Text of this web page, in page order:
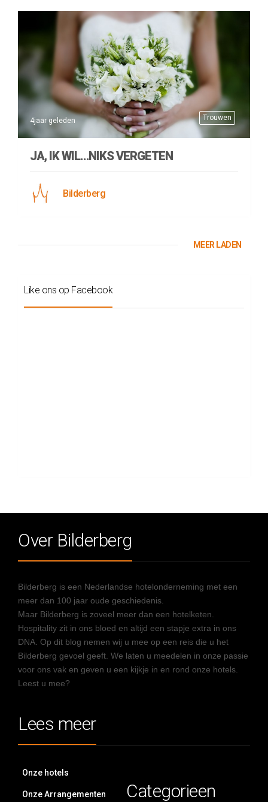
Trouwen
4jaar geleden
JA, IK WIL…NIKS VERGETEN
Bilderberg
MEER LADEN
Like ons op Facebook
Over Bilderberg
Bilderberg is een Nederlandse hotelonderneming met een
meer dan 100 jaar oude geschiedenis.
Maar Bilderberg is zoveel meer dan een hotelketen.
Hospitality zit in ons bloed en altijd een stapje extra in ons
DNA. Op dit blog nemen wij u mee op een reis die u het
Bilderberg gevoel geeft. We laten u meedelen in onze passie
voor ons vak en geven u een kijkje in en rond onze hotels.
Leest u mee?
Lees meer
Onze hotels
Onze Arrangementen Categorieen